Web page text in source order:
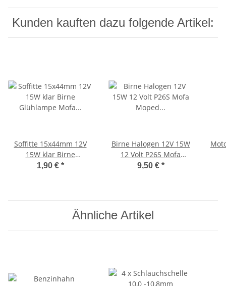
Kunden kauften dazu folgende Artikel:
Soffitte 15x44mm 12V
15W klar Birne
Glühlampe Mofa Moped
1,90 € *
Birne Halogen 12V 15W
12 Volt P26S Mofa
Moped Scheinwerfer
9,50 € *
Ähnliche Artikel